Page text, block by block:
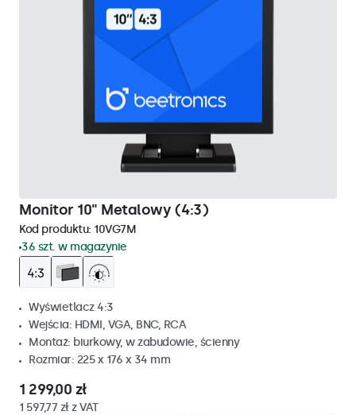
Monitor 10" Metalowy (4:3)
Kod produktu: 10VG7M
36 szt. w magazynie
Wyświetlacz 4:3
Wejścia: HDMI, VGA, BNC, RCA
Montaż: biurkowy, w zabudowie, ścienny
Rozmiar: 225 x 176 x 34 mm
1 299,00 zł
1 597,77 zł z VAT